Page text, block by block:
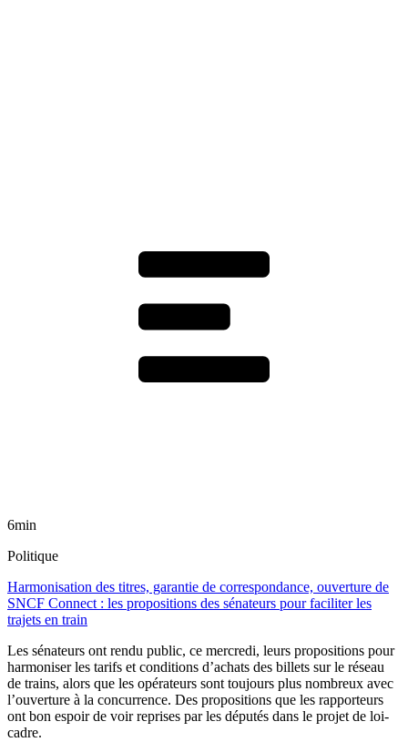
6min
Politique
Harmonisation des titres, garantie de correspondance, ouverture de
SNCF Connect : les propositions des sénateurs pour faciliter les
trajets en train
Les sénateurs ont rendu public, ce mercredi, leurs propositions pour
harmoniser les tarifs et conditions d’achats des billets sur le réseau
de trains, alors que les opérateurs sont toujours plus nombreux avec
l’ouverture à la concurrence. Des propositions que les rapporteurs
ont bon espoir de voir reprises par les députés dans le projet de loi-
cadre.